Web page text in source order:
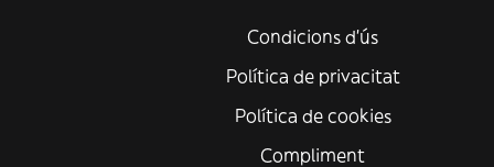
Condicions d'ús
Política de privacitat
Política de cookies
Compliment